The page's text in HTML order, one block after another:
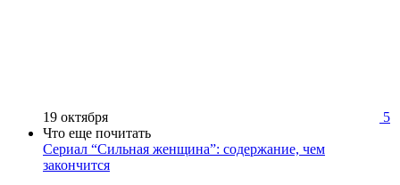
19 октября
5
Что еще почитать
Сериал “Сильная женщина”: содержание, чем
закончится